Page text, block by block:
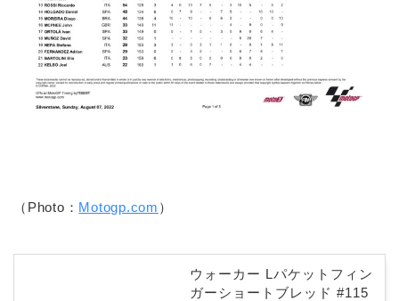
（Photo： Motogp.com ）
ウォーカー Lパケットフィン
ガーショートブレッド #115